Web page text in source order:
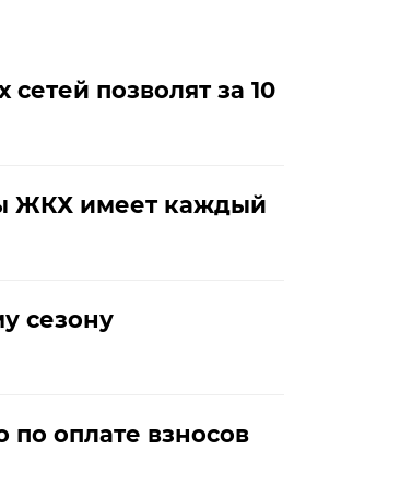
позволят за 10
ЖКХ имеет каждый
сезону
по оплате взносов